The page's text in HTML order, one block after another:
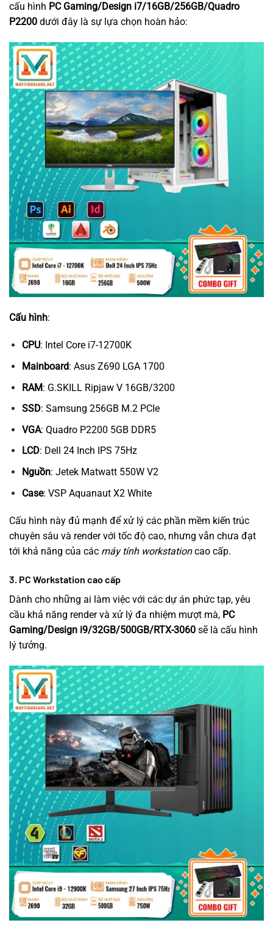
cấu hình PC Gaming/Design i7/16GB/256GB/Quadro
P2200 dưới đây là sự lựa chọn hoàn hảo:
Cấu hình:
CPU: Intel Core i7-12700K
Mainboard: Asus Z690 LGA 1700
RAM: G.SKILL Ripjaw V 16GB/3200
SSD: Samsung 256GB M.2 PCIe
VGA: Quadro P2200 5GB DDR5
LCD: Dell 24 Inch IPS 75Hz
Nguồn: Jetek Matwatt 550W V2
Case: VSP Aquanaut X2 White
Cấu hình này đủ mạnh để xử lý các phần mềm kiến trúc
chuyên sâu và render với tốc độ cao, nhưng vẫn chưa đạt
tới khả năng của các máy tính workstationcao cấp.
3. PC Workstation cao cấp
Dành cho những ai làm việc với các dự án phức tạp, yêu
cầu khả năng render và xử lý đa nhiệm mượt mà, PC
Gaming/Design i9/32GB/500GB/RTX-3060 sẽ là cấu hình
lý tưởng.